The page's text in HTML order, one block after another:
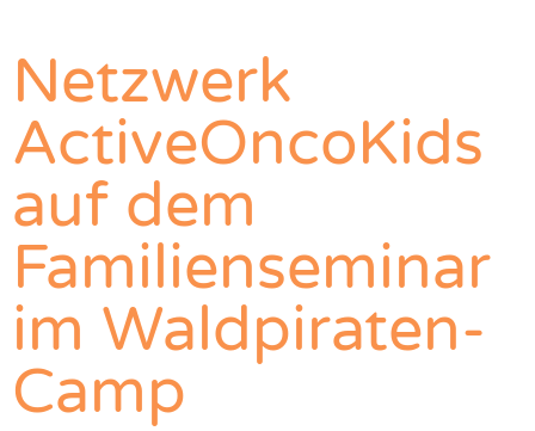
Netzwerk
ActiveOncoKids
auf dem
Familienseminar
im Waldpiraten-
Camp